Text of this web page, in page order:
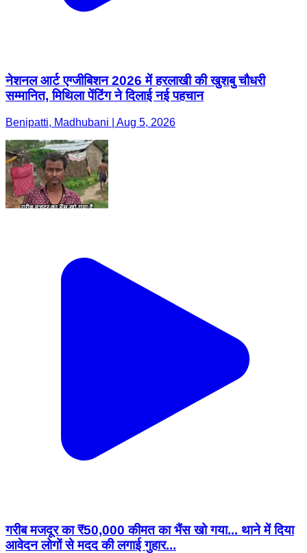
नेशनल आर्ट एग्जीबिशन 2026 में हरलाखी की खुशबु चौधरी
सम्मानित, मिथिला पेंटिंग ने दिलाई नई पहचान
Benipatti, Madhubani | Aug 5, 2026
गरीब मजदूर का ₹50,000 कीमत का भैंस खो गया... थाने में दिया
आवेदन लोगों से मदद की लगाई गुहार...